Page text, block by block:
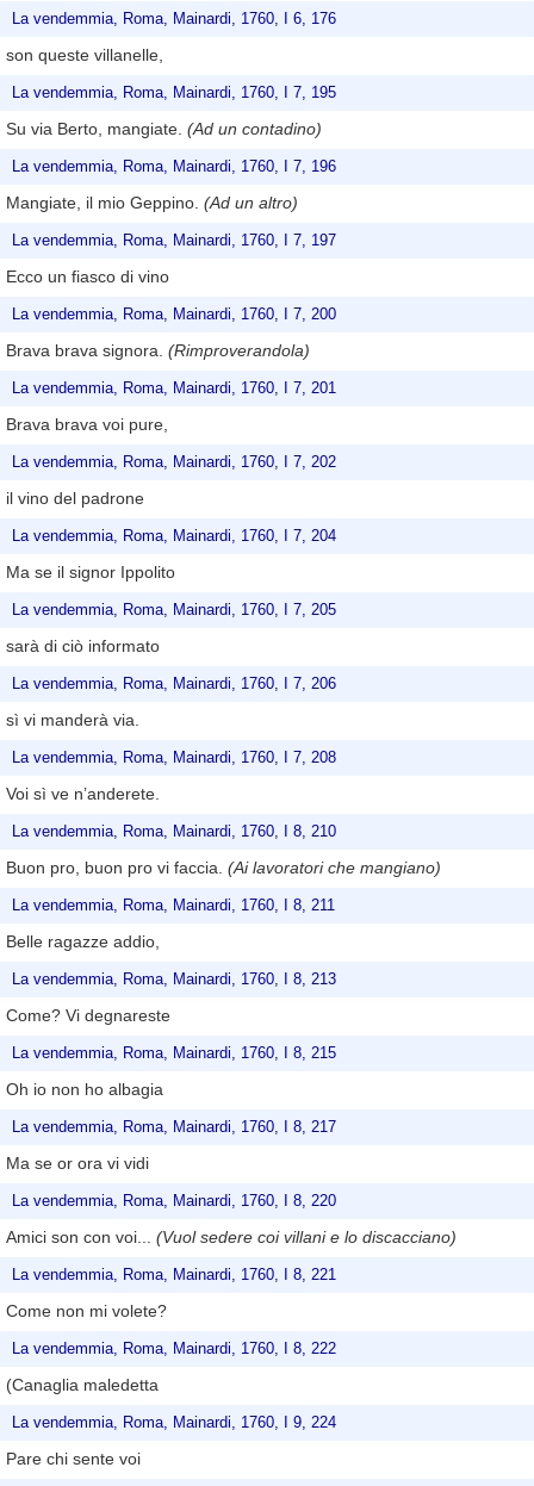
La vendemmia, Roma, Mainardi, 1760, I 6, 176
son queste villanelle,
La vendemmia, Roma, Mainardi, 1760, I 7, 195
Su via Berto, mangiate. (Ad un contadino)
La vendemmia, Roma, Mainardi, 1760, I 7, 196
Mangiate, il mio Geppino. (Ad un altro)
La vendemmia, Roma, Mainardi, 1760, I 7, 197
Ecco un fiasco di vino
La vendemmia, Roma, Mainardi, 1760, I 7, 200
Brava brava signora. (Rimproverandola)
La vendemmia, Roma, Mainardi, 1760, I 7, 201
Brava brava voi pure,
La vendemmia, Roma, Mainardi, 1760, I 7, 202
il vino del padrone
La vendemmia, Roma, Mainardi, 1760, I 7, 204
Ma se il signor Ippolito
La vendemmia, Roma, Mainardi, 1760, I 7, 205
sarà di ciò informato
La vendemmia, Roma, Mainardi, 1760, I 7, 206
sì vi manderà via.
La vendemmia, Roma, Mainardi, 1760, I 7, 208
Voi sì ve n’anderete.
La vendemmia, Roma, Mainardi, 1760, I 8, 210
Buon pro, buon pro vi faccia. (Ai lavoratori che mangiano)
La vendemmia, Roma, Mainardi, 1760, I 8, 211
Belle ragazze addio,
La vendemmia, Roma, Mainardi, 1760, I 8, 213
Come? Vi degnareste
La vendemmia, Roma, Mainardi, 1760, I 8, 215
Oh io non ho albagia
La vendemmia, Roma, Mainardi, 1760, I 8, 217
Ma se or ora vi vidi
La vendemmia, Roma, Mainardi, 1760, I 8, 220
Amici son con voi... (Vuol sedere coi villani e lo discacciano)
La vendemmia, Roma, Mainardi, 1760, I 8, 221
Come non mi volete?
La vendemmia, Roma, Mainardi, 1760, I 8, 222
(Canaglia maledetta
La vendemmia, Roma, Mainardi, 1760, I 9, 224
Pare chi sente voi